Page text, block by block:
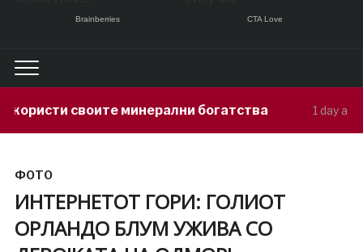
богатства 1 day ago Герасимовски:
ФОТО
ИНТЕРНЕТОТ ГОРИ: ГОЛИОТ
ОРЛАНДО БЛУМ УЖИВА СО